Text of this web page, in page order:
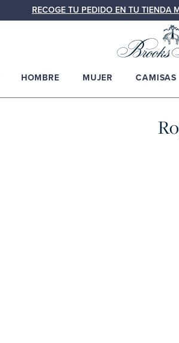
RECOGE TU PEDIDO EN TU TIENDA
HOMBRE MUJER CAMISAS